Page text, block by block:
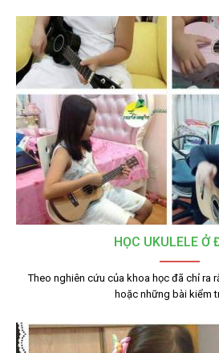
HỌC UKULELE Ở
Theo nghiên cứu của khoa học đã chỉ ra
hoặc những bài kiểm